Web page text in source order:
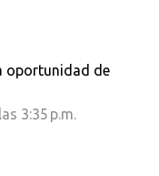
oportunidad de
3:35 p.m.